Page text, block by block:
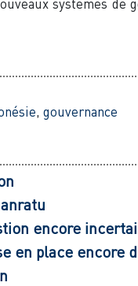
, gouvernance
encore
en place encore